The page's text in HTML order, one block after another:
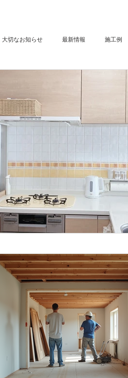
大切なお知らせ 最新情報 施工例
いリフォーム